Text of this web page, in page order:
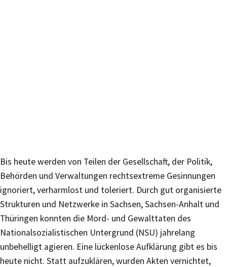
Bis heute werden von Teilen der Gesellschaft, der Politik,
Behörden und Verwaltungen rechtsextreme Gesinnungen
ignoriert, verharmlost und toleriert. Durch gut organisierte
Strukturen und Netzwerke in Sachsen, Sachsen-Anhalt und
Thüringen konnten die Mord- und Gewalttaten des
Nationalsozialistischen Untergrund (NSU) jahrelang
unbehelligt agieren. Eine lückenlose Aufklärung gibt es bis
heute nicht. Statt aufzuklären, wurden Akten vernichtet,